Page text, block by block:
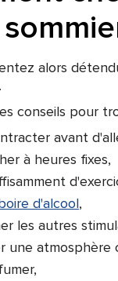
alors
conseils pour
avant
à heures fixes,
d'alcool,
les autres
une atmosphère